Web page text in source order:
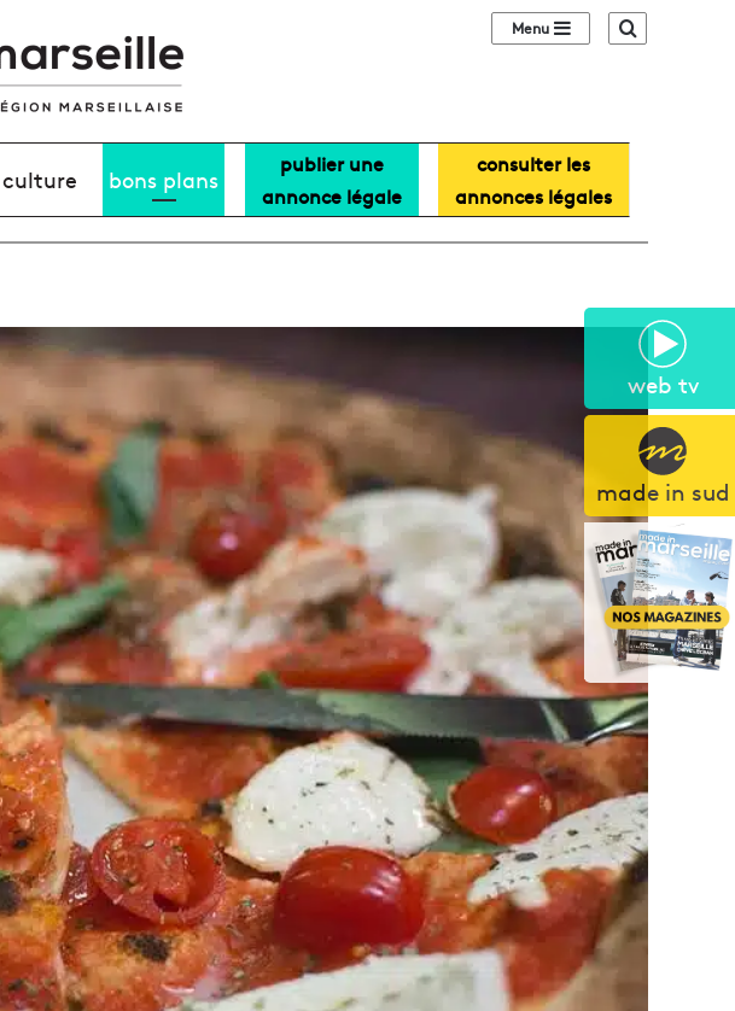
web tv
made in sud
Sidebar (barre
culture bons plans
publier une
annonce légale
consulter les
annonces légales